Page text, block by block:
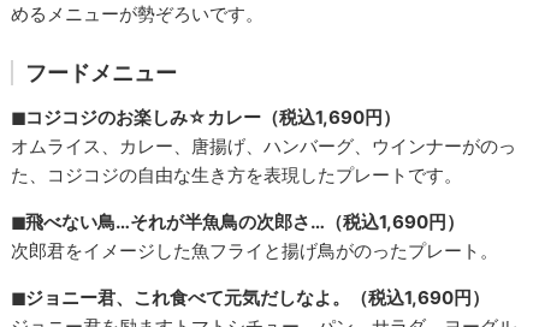
めるメニューが勢ぞろいです。
フードメニュー
◼︎コジコジのお楽しみ☆カレー（税込1,690円）
オムライス、カレー、唐揚げ、ハンバーグ、ウインナーがのっ
た、コジコジの自由な生き方を表現したプレートです。
◼︎飛べない鳥…それが半魚鳥の次郎さ…（税込1,690円）
次郎君をイメージした魚フライと揚げ鳥がのったプレート。
◼︎ジョニー君、これ食べて元気だしなよ。（税込1,690円）